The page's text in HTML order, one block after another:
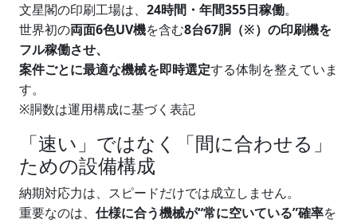
文星閣の印刷工場は、 24時間・年間355日稼働。
世界初の両面6色UV機を含む8台67胴（※）の印刷機を
フル稼働させ、
案件ごとに最適な機械を即時選定する体制を整えていま
す。
※胴数は運用構成に基づく表記
「速い」ではなく「間に合わせる」
ための設備構成
納期対応力は、スピードだけでは成立しません。
重要なのは、 仕様に合う機械が“常に空いている”確率を